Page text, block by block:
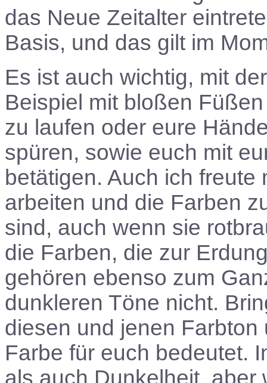
das Neue Zeitalter
Basis, und das gilt im
Es ist auch wichtig, mit
Beispiel mit bloßen
zu laufen oder eure
spüren, sowie euch mit
betätigen. Auch ich freute
arbeiten und die Farben
sind, auch wenn sie
die Farben, die zur
gehören ebenso zum
dunkleren Töne nicht.
diesen und jenen
Farbe für euch bedeutet.
als auch Dunkelheit,